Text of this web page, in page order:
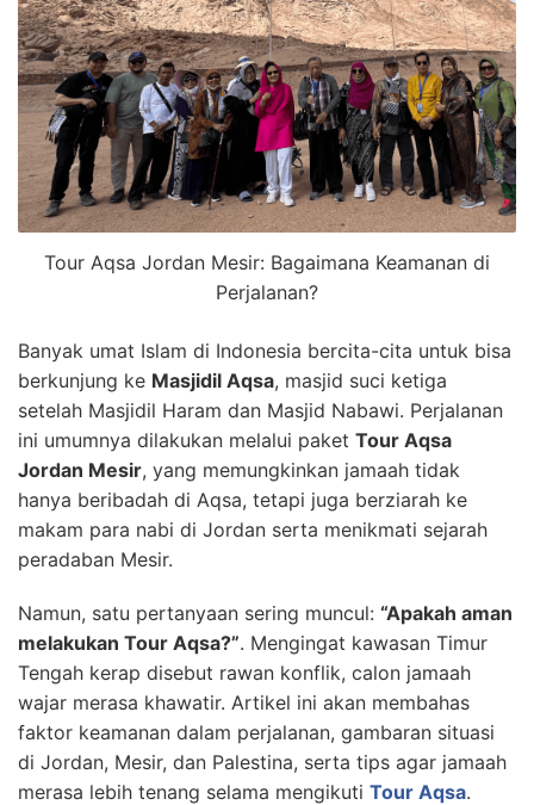
Tour Aqsa Jordan Mesir: Bagaimana Keamanan di
Perjalanan?
Banyak umat Islam di Indonesia bercita-cita untuk bisa
berkunjung ke Masjidil Aqsa, masjid suci ketiga
setelah Masjidil Haram dan Masjid Nabawi. Perjalanan
ini umumnya dilakukan melalui paket Tour Aqsa
Jordan Mesir, yang memungkinkan jamaah tidak
hanya beribadah di Aqsa, tetapi juga berziarah ke
makam para nabi di Jordan serta menikmati sejarah
peradaban Mesir.
Namun, satu pertanyaan sering muncul: “Apakah aman
melakukan Tour Aqsa?”. Mengingat kawasan Timur
Tengah kerap disebut rawan konflik, calon jamaah
wajar merasa khawatir. Artikel ini akan membahas
faktor keamanan dalam perjalanan, gambaran situasi
di Jordan, Mesir, dan Palestina, serta tips agar jamaah
merasa lebih tenang selama mengikuti Tour Aqsa.